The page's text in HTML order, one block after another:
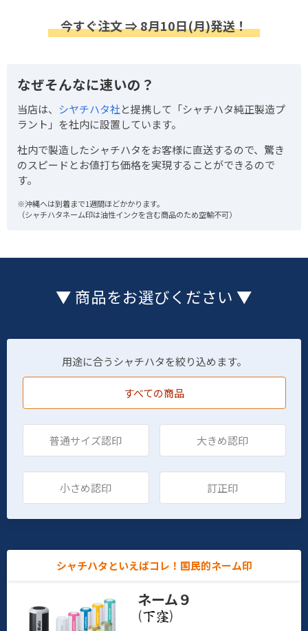
今すぐ注文 ⇒ 8月10日(月)発送！
なぜそんなに速いの？
当店は、 シヤチハタ社と提携して「シャチハタ純正製造プ
ラント」を社内に設置しています。
社内で製造したシャチハタをお客様に直送するので、驚き
のスピードとお値打ち価格を実現することができるので
す。
※沖縄へは到着まで1週間ほどかかります。
（シャチハタネーム印は油性インクを含む商品のため空輸不可）
▼ 商品をお選びください ▼
用途に合うシャチハタを絞り込めます。
すべての商品
普通サイズ認印 大きめ認印
小さめ認印 訂正印
シャチハタといえばコレ！国民的ネーム印
ネーム９
(
)